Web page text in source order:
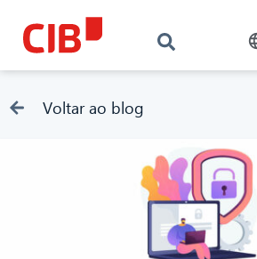
Voltar ao blog